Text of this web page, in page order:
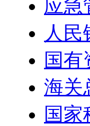
应急
人民
国有
海关
国家